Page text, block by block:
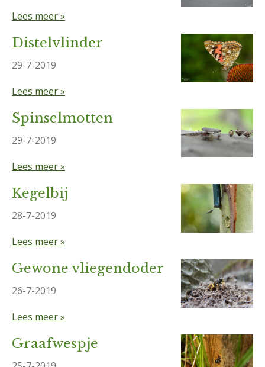
Lees meer »
Distelvlinder
29-7-2019
Lees meer »
Spinselmotten
29-7-2019
Lees meer »
Kegelbij
28-7-2019
Lees meer »
Gewone vliegendoder
26-7-2019
Lees meer »
Graafwespje